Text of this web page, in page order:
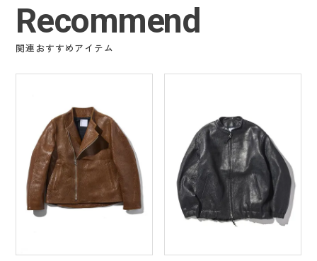
Recommend
関連おすすめアイテム